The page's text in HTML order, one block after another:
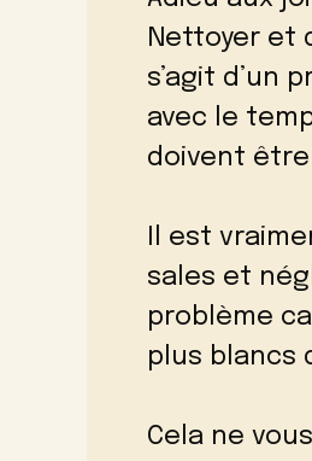
Nettoyer et
s’agit d’un
avec le
doivent
Il est
sales et
problème
plus blancs
Cela ne